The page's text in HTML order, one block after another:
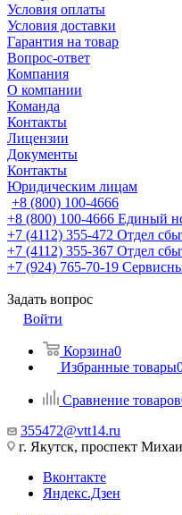
Условия оплаты
Условия доставки
Гарантия на товар
Вопрос-ответ
Компания
О компании
Команда
Контакты
Лицензии
Документы
Контакты
Юридическим лицам
+8 (800) 100-4666
+8 (800) 100-4666 Единый
+7 (4112) 355-472 Отдел
+7 (4112) 355-367 Отдел
+7 (924) 765-70-19
Задать вопрос
Войти
Корзина0
Избранные товары
Сравнение товаров
355472@vtt14.ru
г. Якутск, проспект
Вконтакте
Яндекс.Дзен